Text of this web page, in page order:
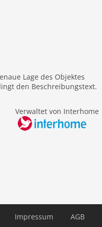
Lage des Objektes
den Beschreibungstext.
Verwaltet von Interhome
Impressum AGB